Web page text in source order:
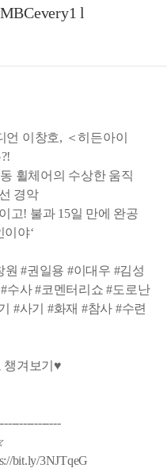
l
이창호, ＜히든아이
휠체어의 수상한 움직
경악
고! 불과 15일 만에 완공
이야‘
원 #권일용 #이대우 #김성
수사 #코멘터리쇼 #도로난
#사기 #화재 #참사 #수련
챙겨보기♥
bit.ly/3NJTqeG